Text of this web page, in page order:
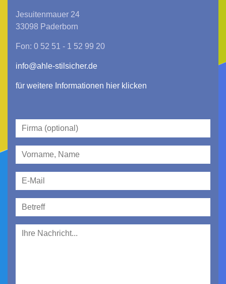
Jesuitenmauer 24
33098 Paderborn
Fon: 0 52 51 - 1 52 99 20
info@ahle-stilsicher.de
für weitere Informationen hier klicken